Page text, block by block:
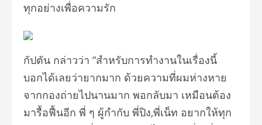
ทุกอย่างเพื่อความรัก
กัปตัน กล่าวว่า “สำหรับการทำงานในเรื่องนี้
บอกได้เลยว่ายากมาก ด้วยความที่ผมห่างหาย
จากกองถ่ายไปนานมาก พอกลับมา เหมือนต้อง
มารื้อฟื้นอีก พี่ ๆ ผู้กำกับ พี่ปิง,พี่เน็ท อยากให้ทุก